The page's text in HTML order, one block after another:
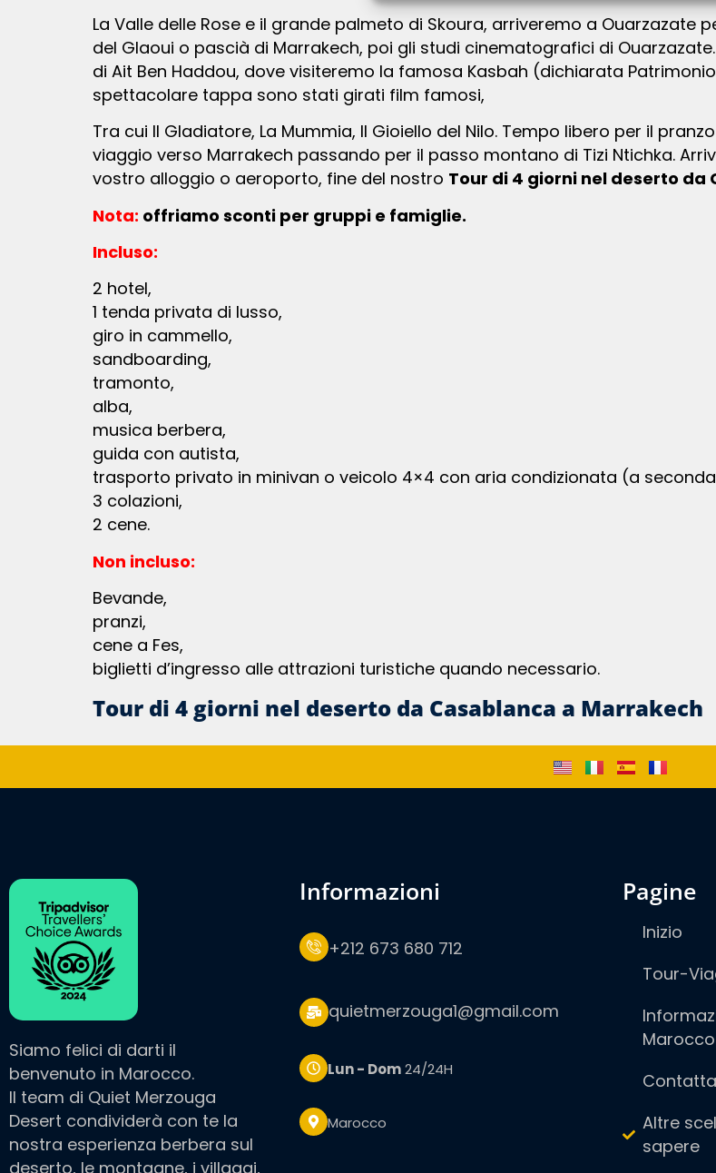
La Valle delle Rose e il grande palmeto di Skoura, arriveremo a Ouarzazate per visitare la Kasbah di Taourirt, antica residenza
del Glaoui o pascià di Marrakech, poi gli studi cinematografici di
di Ait Ben Haddou, dove visiteremo la famosa Kasbah (dichiarata Patrimonio
spettacolare tappa sono stati girati film famosi,
tra cui Il Gladiatore, La Mummia, Il Gioiello del Nilo. Tempo libero per il pranzo in città. Nel pomeriggio, inizieremo il nostro
viaggio verso Marrakech passando per il passo montano di Tizi Ntichka.
vostro alloggio o aeroporto, fine del nostro Tour di 4 giorni nel deserto
Nota: offriamo sconti per gruppi e famiglie.
Incluso:
2 hotel,
1 tenda privata di lusso,
giro in cammello,
sandboarding,
tramonto,
alba,
musica berbera,
guida con autista,
trasporto privato in minivan o veicolo 4×4 con aria condizionata (a
3 colazioni,
2 cene.
Non incluso:
bevande,
pranzi,
cene a Fes,
biglietti d’ingresso alle attrazioni turistiche quando necessario.
Tour di 4 giorni nel deserto da Casablanca a Marrakech
Siamo felici di darti il
benvenuto in Marocco.
Il team di Quiet Merzouga
Desert condividerà con te la
nostra esperienza berbera sul
deserto, le montagne, i villaggi,
informazioni
+212 673 680 712
quietmerzouga1@gmail.com
Lun - Dom24/24H
Marocco
pagine
Inizio
Tour-
Marocco
Altre
sapere